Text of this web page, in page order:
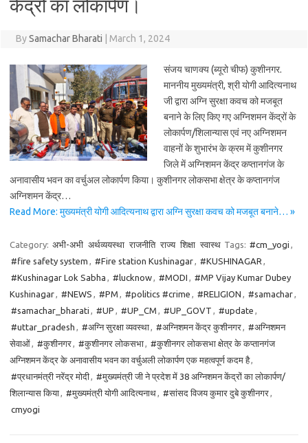
केंद्रों का लोकार्पण।
BySamachar Bharati March 1, 2024
संजय चाणक्य (ब्यूरो चीफ) कुशीनगर.
माननीय मुख्यमंत्री, श्री योगी आदित्यनाथ
जी द्वारा अग्नि सुरक्षा कवच को मजबूत
बनाने के लिए किए गए अग्निशमन केंद्रों के
लोकार्पण/शिलान्यास एवं नए अग्निशमन
वाहनों के शुभारंभ के क्रम में कुशीनगर
जिले में अग्निशमन केंद्र कप्तानगंज के
अनावासीय भवन का वर्चुअल लोकार्पण किया। कुशीनगर लोकसभा क्षेत्र के कप्तानगंज
अग्निशमन केंद्र…
Read More: मुख्यमंत्री योगी आदित्यनाथ द्वारा अग्नि सुरक्षा कवच को मजबूत बनाने… »
Category: अभी-अभी अर्थव्ययस्था राजनीति राज्य शिक्षा स्वास्थ Tags: #cm_yogi ,
#fire safety system , #Fire station Kushinagar, #KUSHINAGAR ,
#Kushinagar Lok Sabha , #lucknow, #MODI , #MP Vijay Kumar Dubey
Kushinagar, #NEWS , #PM , #politics #crime , #RELIGION , #samachar,
#samachar_bharati , #UP , #UP_CM , #UP_GOVT , #update ,
#uttar_pradesh , #अग्नि सुरक्षा व्यवस्था, #अग्निशमन केंद्र कुशीनगर, #अग्निशमन
सेवाओं, #कुशीनगर, #कुशीनगर लोकसभा, #कुशीनगर लोकसभा क्षेत्र के कप्तानगंज
अग्निशमन केंद्र के अनावासीय भवन का वर्चुअली लोकार्पण एक महत्वपूर्ण कदम है,
#प्रधानमंत्री नरेंद्र मोदी, #मुख्यमंत्री जी ने प्रदेश में 38 अग्निशमन केंद्रों का लोकार्पण/
शिलान्यास किया, #मुख्यमंत्री योगी आदित्यनाथ, #सांसद विजय कुमार दुबे कुशीनगर,
cmyogi